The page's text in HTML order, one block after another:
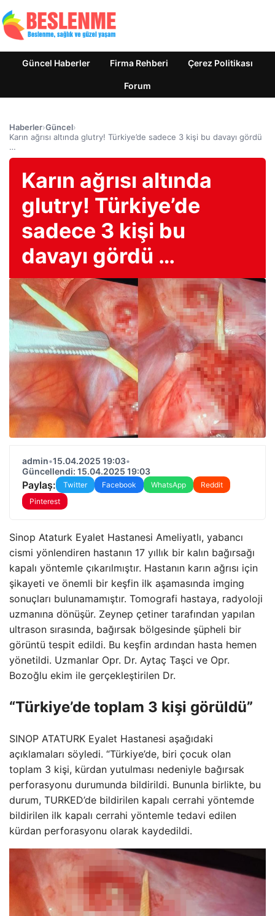
Güncel Haberler Firma Rehberi Çerez Politikası
Forum
Haberler›Güncel›
Karın ağrısı altında glutry! Türkiye’de sadece 3 kişi bu davayı gördü
…
Karın ağrısı altında
glutry! Türkiye’de
sadece 3 kişi bu
davayı gördü …
admin•15.04.2025 19:03•
Güncellendi: 15.04.2025 19:03
Paylaş: Twitter Facebook WhatsApp
Reddit
Pinterest
Sinop Ataturk Eyalet Hastanesi Ameliyatlı, yabancı
cismi yönlendiren hastanın 17 yıllık bir kalın bağırsağı
kapalı yöntemle çıkarılmıştır. Hastanın karın ağrısı için
şikayeti ve önemli bir keşfin ilk aşamasında imging
sonuçları bulunamamıştır. Tomografi hastaya, radyoloji
uzmanına dönüşür. Zeynep çetiner tarafından yapılan
ultrason sırasında, bağırsak bölgesinde şüpheli bir
görüntü tespit edildi. Bu keşfin ardından hasta hemen
yönetildi. Uzmanlar Opr. Dr. Aytaç Taşci ve Opr.
Bozoğlu ekim ile gerçekleştirilen Dr.
“Türkiye’de toplam 3 kişi görüldü”
SINOP ATATURK Eyalet Hastanesi aşağıdaki
açıklamaları söyledi. “Türkiye’de, biri çocuk olan
toplam 3 kişi, kürdan yutulması nedeniyle bağırsak
perforasyonu durumunda bildirildi. Bununla birlikte, bu
durum, TURKED’de bildirilen kapalı cerrahi yöntemde
bildirilen ilk kapalı cerrahi yöntemle tedavi edilen
kürdan perforasyonu olarak kaydedildi.